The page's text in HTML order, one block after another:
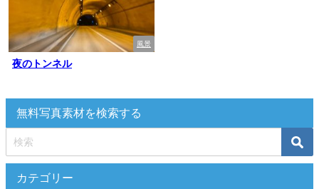
風景
夜のトンネル
無料写真素材を検索する
カテゴリー